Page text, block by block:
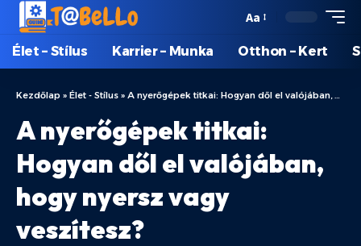
Aa
Élet – Stílus Karrier – Munka Otthon – Kert
Kezdőlap » Élet - Stílus » A nyerőgépek titkai: Hogyan dől el valójában, hogy nyersz vagy veszítesz?
A nyerőgépek titkai:
Hogyan dől el valójában,
hogy nyersz vagy
veszítesz?